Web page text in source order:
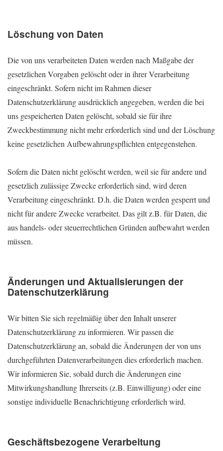
Löschung von Daten
Die von uns verarbeiteten Daten werden nach Maßgabe der
gesetzlichen Vorgaben gelöscht oder in ihrer Verarbeitung
eingeschränkt. Sofern nicht im Rahmen dieser
Datenschutzerklärung ausdrücklich angegeben, werden die bei
uns gespeicherten Daten gelöscht, sobald sie für ihre
Zweckbestimmung nicht mehr erforderlich sind und der Löschung
keine gesetzlichen Aufbewahrungspflichten entgegenstehen.
Sofern die Daten nicht gelöscht werden, weil sie für andere und
gesetzlich zulässige Zwecke erforderlich sind, wird deren
Verarbeitung eingeschränkt. D.h. die Daten werden gesperrt und
nicht für andere Zwecke verarbeitet. Das gilt z.B. für Daten, die
aus handels- oder steuerrechtlichen Gründen aufbewahrt werden
müssen.
Änderungen und Aktualisierungen der
Datenschutzerklärung
Wir bitten Sie sich regelmäßig über den Inhalt unserer
Datenschutzerklärung zu informieren. Wir passen die
Datenschutzerklärung an, sobald die Änderungen der von uns
durchgeführten Datenverarbeitungen dies erforderlich machen.
Wir informieren Sie, sobald durch die Änderungen eine
Mitwirkungshandlung Ihrerseits (z.B. Einwilligung) oder eine
sonstige individuelle Benachrichtigung erforderlich wird.
Geschäftsbezogene Verarbeitung